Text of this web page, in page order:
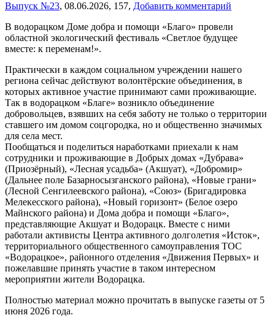
Выпуск №23, 08.06.2026, 157, Добавить комментарий
В водорацком Доме добра и помощи «Благо» провели
областной экологический фестиваль «Светлое будущее
вместе: к переменам!».
Практически в каждом социальном учреждении нашего
региона сейчас действуют волонтёрские объединения, в
которых активное участие принимают сами проживающие.
Так в водорацком «Благе» возникло объединение
добровольцев, взявших на себя заботу не только о территории
ставшего им домом соцгородка, но и общественно значимых
для села мест.
Пообщаться и поделиться наработками приехали к нам
сотрудники и проживающие в Добрых домах «Дубрава»
(Приозёрный), «Лесная усадьба» (Акшуат), «Добромир»
(Дальнее поле Базарносызганского района), «Новые грани»
(Лесной Сенгилеевского района), «Союз» (Бригадировка
Мелекесского района), «Новый горизонт» (Белое озеро
Майнского района) и Дома добра и помощи «Благо»,
представляющие Акшуат и Водорацк. Вместе с ними
работали активисты Центра активного долголетия «Исток»,
территориального общественного самоуправления ТОС
«Водорацкое», районного отделения «Движения Первых» и
пожелавшие принять участие в таком интересном
мероприятии жители Водорацка.
Полностью материал можно прочитать в выпуске газеты от 5
июня 2026 года.